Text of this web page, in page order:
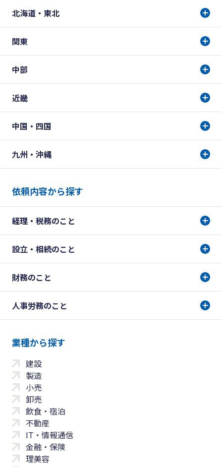
北海道・東北
関東
中部
近畿
中国・四国
九州・沖縄
依頼内容から探す
経理・税務のこと
設立・相続のこと
財務のこと
人事労務のこと
業種から探す
建設
製造
小売
卸売
飲食・宿泊
不動産
IT・情報通信
金融・保険
理美容